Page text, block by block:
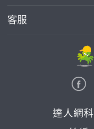
客服
達人網